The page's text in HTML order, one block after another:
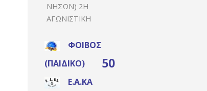
ΝΉΣΩΝ) 2Η
ΑΓΩΝΙΣΤΙΚΉ
ΦΟΊΒΟΣ
(ΠΑΙΔΙΚΌ)
50
Ε.Α.ΚΑ